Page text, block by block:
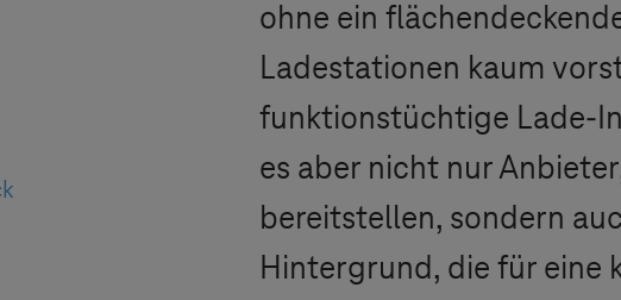
ohne ein
Ladestationen kaum
funktionstüchtige Lade-
es aber nicht nur
bereitstellen, sondern
Hintergrund, die für eine